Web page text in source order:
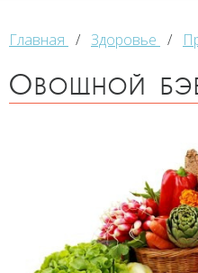
Главная / Здоровье /
Овощной